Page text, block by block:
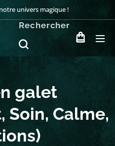
univers magique !
Rechercher
galet
Soin, Calme,